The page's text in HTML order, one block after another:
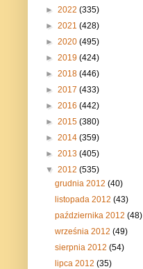
► 2022 (335)
► 2021 (428)
► 2020 (495)
► 2019 (424)
► 2018 (446)
► 2017 (433)
► 2016 (442)
► 2015 (380)
► 2014 (359)
► 2013 (405)
▼ 2012 (535)
grudnia 2012(40)
listopada 2012(43)
października 2012(48)
września 2012(49)
sierpnia 2012(54)
lipca 2012(35)